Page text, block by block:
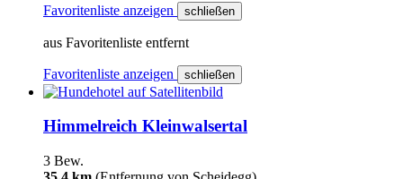
Favoritenliste anzeigen schließen
aus Favoritenliste entfernt
Favoritenliste anzeigen schließen
Himmelreich Kleinwalsertal
3 Bew.